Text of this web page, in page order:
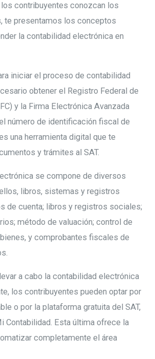
contribuyentes conozcan los
te presentamos los conceptos
la contabilidad electrónica en
iniciar el proceso de contabilidad
obtener el Registro Federal de
y la Firma Electrónica Avanzada
número de identificación fiscal de
una herramienta digital que te
y trámites al SAT.
se compone de diversos
libros, sistemas y registros
de cuenta; libros y registros sociales;
método de valuación; control de
y comprobantes fiscales de
a cabo la contabilidad electrónica
los contribuyentes pueden optar por
o por la plataforma gratuita del SAT,
Contabilidad. Esta última ofrece la
completamente el área